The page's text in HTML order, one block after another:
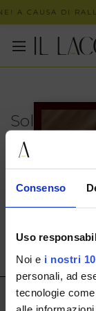
Consenso
Uso
Noi e i nostri
personali, ad
tecnologie
A CAUSA DI
Solo in
PUOI
NOSTRI PUNTI